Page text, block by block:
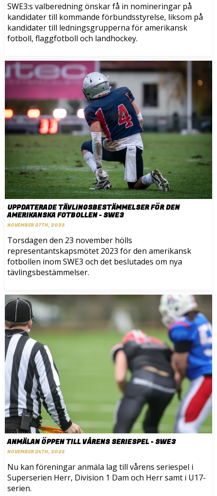
SWE3:s valberedning önskar få in nomineringar på
kandidater till kommande förbundsstyrelse, liksom på
kandidater till ledningsgrupperna för amerikansk
fotboll, flaggfotboll och landhockey.
UPPDATERADE TÄVLINGSBESTÄMMELSER FÖR DEN
AMERIKANSKA FOTBOLLEN - SWE3
NOVEMBER 27TH, 2023
Torsdagen den 23 november hölls
representantskapsmötet 2023 för den amerikansk
fotbollen inom SWE3 och det beslutades om nya
tävlingsbestämmelser.
ANMÄLAN ÖPPEN TILL VÅRENS SERIESPEL - SWE3
NOVEMBER 24TH, 2023
Nu kan föreningar anmäla lag till vårens seriespel i
Superserien Herr, Division 1 Dam och Herr samt i U17-
serien.